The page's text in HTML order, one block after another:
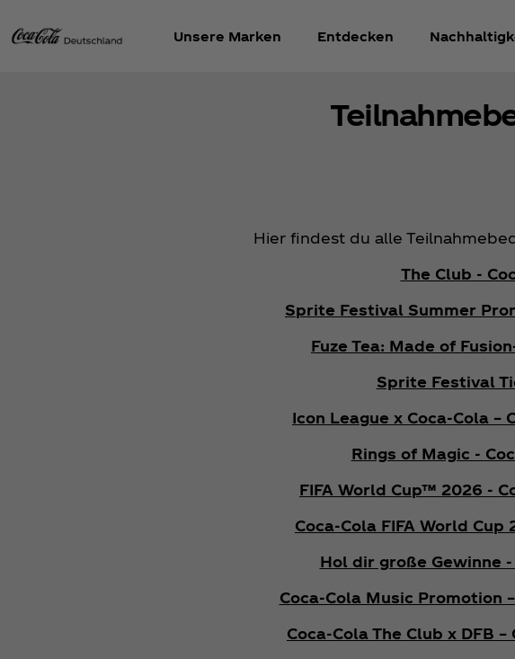
Unsere Marken Entdecken
Hier findest du alle
The Club -
Sprite Festival Summer
Fuze Tea: Made of
Sprite Festival
Icon League x Coca‑Cola –
Rings of Magic -
FIFA World Cup™ 2026 -
Coca‑Cola FIFA World
Hol dir große Gewinne
Coca‑Cola Music Promotion
Coca‑Cola The Club x DFB